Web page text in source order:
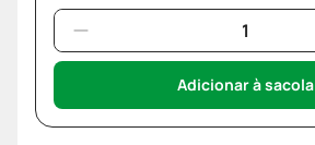
Adicionar à sacola